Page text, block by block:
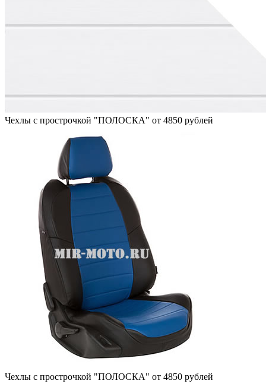
Чехлы с прострочкой "ПОЛОСКА" от 4850 рублей
Чехлы с прострочкой "ПОЛОСКА" от 4850 рублей